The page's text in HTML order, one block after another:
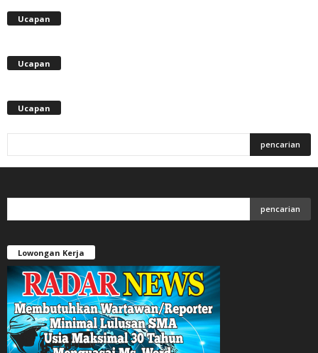
Ucapan
Ucapan
Ucapan
Lowongan Kerja